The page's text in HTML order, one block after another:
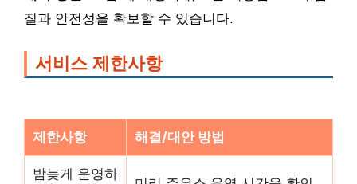
질과 안전성을 확보할 수 있습니다.
서비스 제한사항
제한사항 해결/대안 방법
밤늦게 운영하